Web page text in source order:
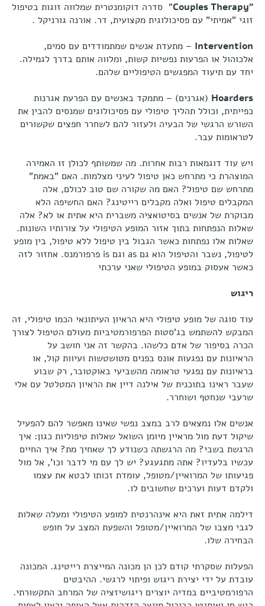
"Couples Therapy
" סדרה דוקומנטרית שמלווה זוגות בטיפול
זוגי "אמיתי" עם פסיכולוגית מקצועית, דר. אורנה גורניקל .
Intervention – מתעדת אנשים שמתמודדים עם סמים,
אלכוהול או הפרעות נפשיות קשות, ומלווה אותם בדרך לגמילה.
יחד עם תיעוד המפגשים הטיפוליים שלהם.
Hoarders (אגרנים) – מתמקד באנשים עם הפרעת אגרנות
כפייתית, וכולל תהליך טיפולי עם פסיכולוגים שמנסים להבין את
השורש הרגשי של הבעיה ולעזור להם לשחרר חפצים שקשורים
לטראומות עבר.
ויש עוד דוגמאות רבות אחרות. מה שמשותף לכולן זו האמירה
המוצהרת כי מתרחש כאן טיפול לעיני מצלמות. האם "באמת"
מתרחש שם טיפול? האם מה שקורה שם טוב לכולם, אלה
המקבלים טיפול ואלה מקבלים רייטינג? האם החשיפה הלא
מבוקרת של אנשים בסיטואציה משברית היא אתית או לא? אלה
שאלות הנפתחות בתוך אזור המופע הטיפולי על צורותיו השונות.
שאלות אלו נפתחות כאשר הגבול בין טיפול ללא טיפול, בין מופע
לטיפול, נשבר והטיפול הוא גם as וגם is פרפורמנס. אחזור לזה
כאשר אעסוק במופע הטיפולי שאני ערכתי
ריגוש
עוד סוגה של מופע טיפולי היא הראיון העיתונאי הכמו טיפולי, זה
המבקש להשתמש בג'סטות הפרפורמטיביות מעולם הטיפול לצורך
הכרה בסיפור של אדם כלשהו. בהקשר זה אני חושב על
הראיונות עם נפגעות אונס בפנים מטושטשות ועיוות קול, או
בראיונות עם נפגעי טראומה מהשביעי באוקטובר, רק שבוע
שעבר ראינו בתוכנית של אילנה דיין את הראיון המטלטל עם אלי
שרעבי שנחטף ושוחרר.
אנשים אלו נמצאים לרב במצב נפשי שאינו מאפשר להם להפעיל
שיקול דעת מול מראיין מיומן השואל שאלות טיפוליות כגון: איך
הרגשת בשבי? מה הרגשתה כשנודע לך שאחיך מת? איך החיים
עכשיו בלעדיו? אתה מתגעגע? יש לך עם מי לדבר וכו', אל מול
פגיעותו של המרואיין/מטופל, עומדת זכותו לבטא את עצמו
ולקדם דעות וערכים שחשובים לו.
דילמה אתית זאת היא אינהרנטית למופע הטיפולי ומעלה שאלות
לגבי מצבו של המרואיין/מטופל והשפעת המצב על חופש
הבחירה שלו.
הפעלות שסקרתי קודם לכן הן מכונה המייצרת רייטינג. המכונה
עובדת על ידי יצירת ריגוש ופיתוי לרגשי. ההיבטים
הרפורמטיביים במדיה יוצרים ריגושיזציה של המרחב התקשורתי.